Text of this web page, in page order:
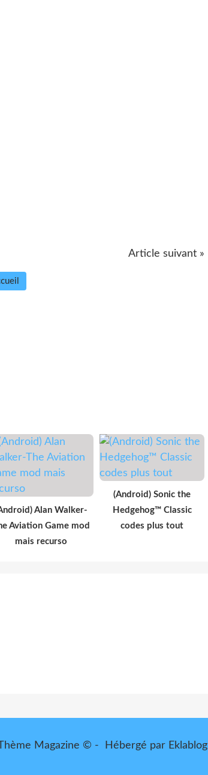
Article suivant »
Alan Walker-
Aviation Game mod
mais recurso
(Android) Sonic the
Hedgehog™ Classic
codes plus tout
Magazine © - Hébergé par Eklablog